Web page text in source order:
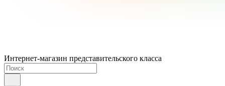
Интернет-магазин представительского класса